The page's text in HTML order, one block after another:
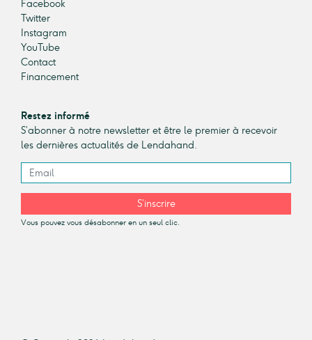
Facebook
Twitter
Instagram
YouTube
Contact
Financement
Restez informé
S’abonner à notre newsletter et être le premier à recevoir
les dernières actualités de Lendahand.
S’inscrire
Vous pouvez vous désabonner en un seul clic.